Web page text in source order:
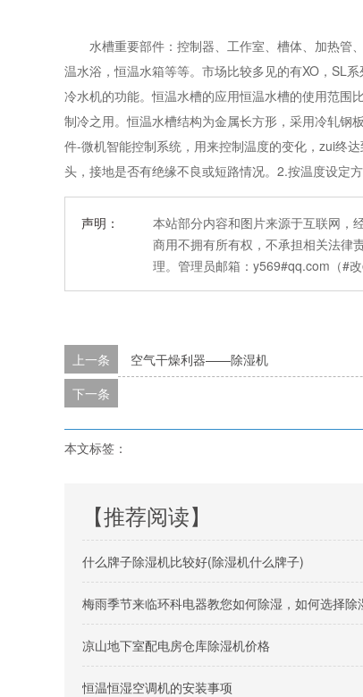
水槽重要部件：控制器、工作室、槽体、加热管
温水浴，恒温水箱等等。市场比较多见的有XO，SL
冷水机的功能。恒温水槽的应用恒温水槽的使用范围
制冷之用。恒温水槽结构为金属长方形，采用冷轧钢
件-微机智能控制系统，用来控制温度的变化，zui终
头，接地是否有绝缘不良或短路情况。2.按温度设定
声明：
本站部分内容和图片来源于互联网，
商用不拥有所有权，不承担相关法律
理。管理员邮箱：y569#qq.com（#改
上一条
空气干燥利器——除湿机
下一条
本文标签：
【推荐阅读】
什么牌子除湿机比较好(除湿机什么牌子)
梅雨季节来临环科电器教您如何除湿，如何选择除
凉山地下室配电房仓库除湿机价格
恒温恒湿空调机的安装事项